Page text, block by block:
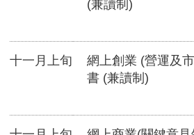
(兼讀制)
十一月上旬
網上創業 (營運及
書 (兼讀制)